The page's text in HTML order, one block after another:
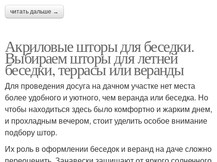
читать дальше →
Акриловые шторы для беседки.
Выбираем шторы для летней
беседки, террасы или веранды
Для проведения досуга на дачном участке нет места
более удобного и уютного, чем веранда или беседка. Но
чтобы находиться здесь было комфортно и жарким днем,
и прохладным вечером, стоит уделить особое внимание
подбору штор.
Их роль в оформлении беседок и веранд на даче сложно